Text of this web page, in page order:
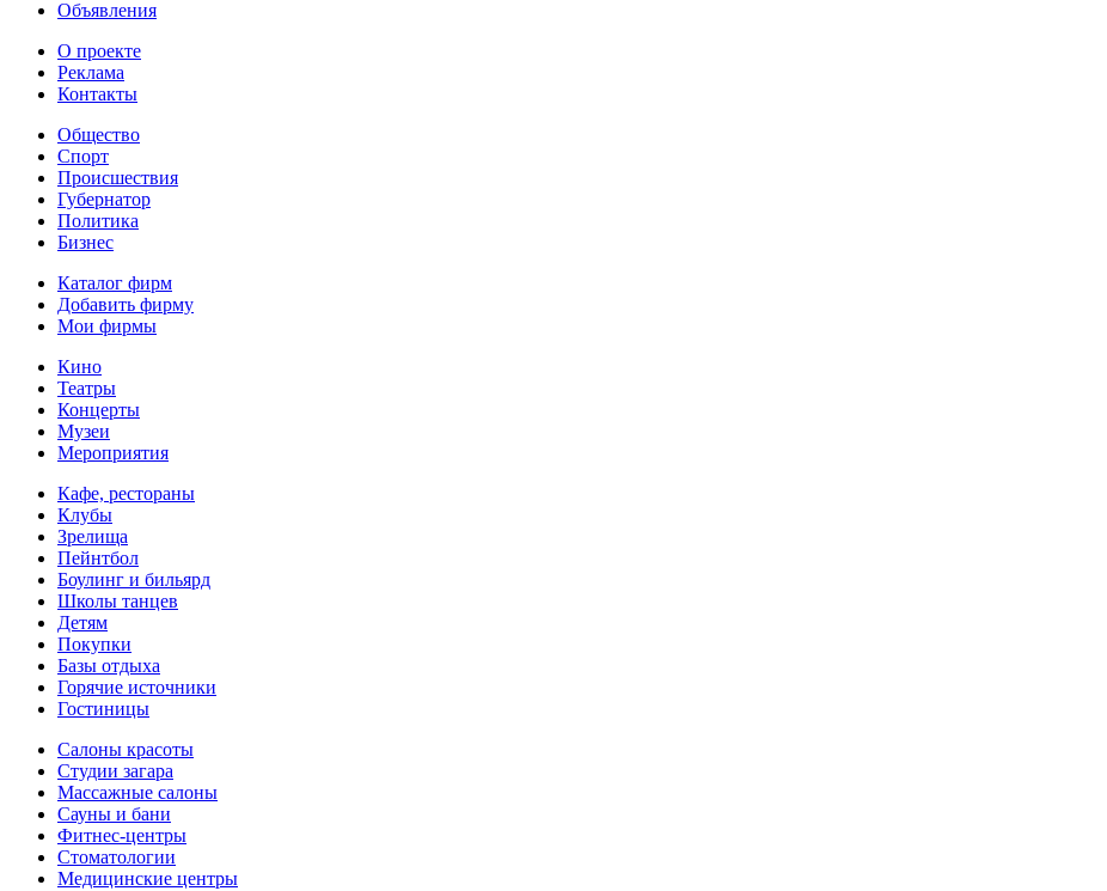
Объявления
О проекте
Реклама
Контакты
Общество
Спорт
Происшествия
Губернатор
Политика
Бизнес
Каталог фирм
Добавить фирму
Мои фирмы
Кино
Театры
Концерты
Музеи
Мероприятия
Кафе, рестораны
Клубы
Зрелища
Пейнтбол
Боулинг и бильярд
Школы танцев
Детям
Покупки
Базы отдыха
Горячие источники
Гостиницы
Салоны красоты
Студии загара
Массажные салоны
Сауны и бани
Фитнес-центры
Стоматологии
Медицинские центры